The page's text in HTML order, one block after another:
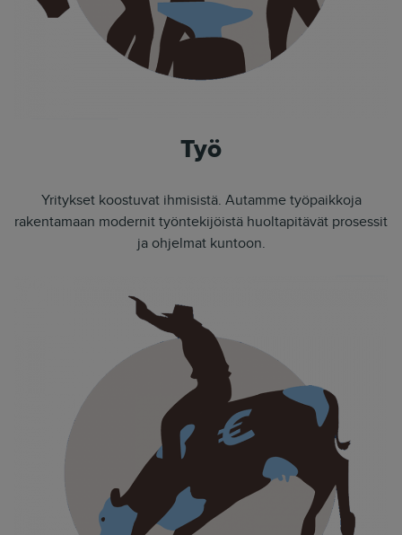
Työ
Yritykset koostuvat ihmisistä. Autamme työpaikkoja
rakentamaan modernit työntekijöistä huoltapitävät prosessit
ja ohjelmat kuntoon.